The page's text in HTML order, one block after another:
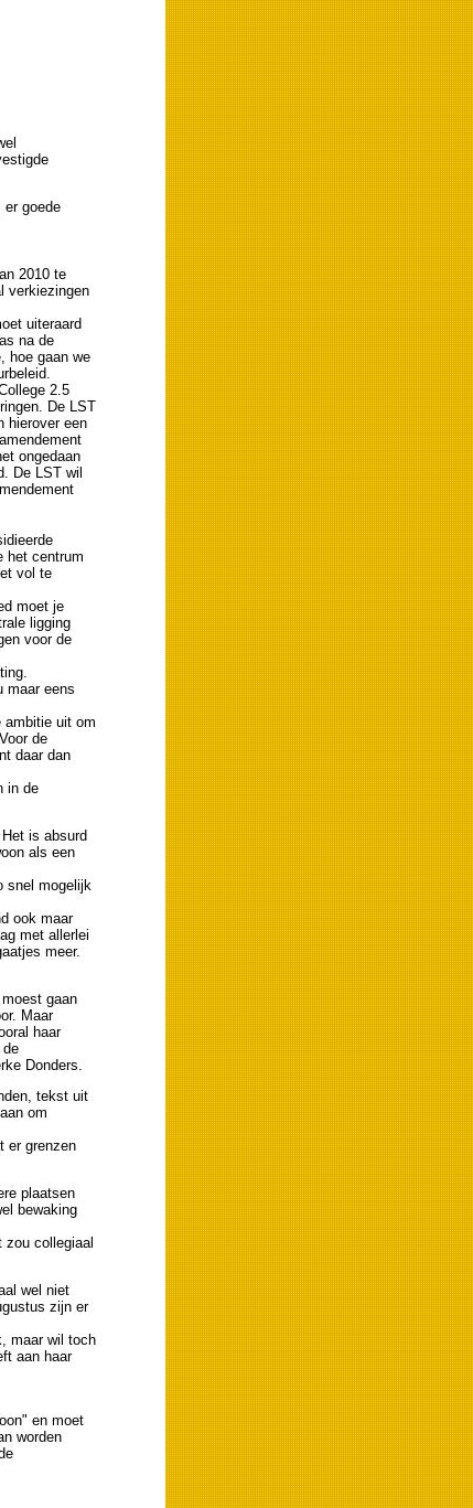
er goede
2010 te
verkiezingen
uiteraard
na de
hoe gaan we
2.5
De LST
hierover een
ongedaan
De LST wil
het centrum
vol te
moet je
ligging
voor de
maar eens
ambitie uit om
de
daar dan
in de
is absurd
als een
snel mogelijk
ook maar
met allerlei
meer.
gaan
Maar
haar
Donders.
tekst uit
om
er grenzen
plaatsen
bewaking
zou collegiaal
wel niet
zijn er
maar wil toch
aan haar
en moet
worden